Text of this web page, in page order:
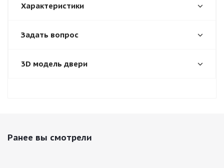
Характеристики
Задать вопрос
3D модель двери
Ранее вы смотрели